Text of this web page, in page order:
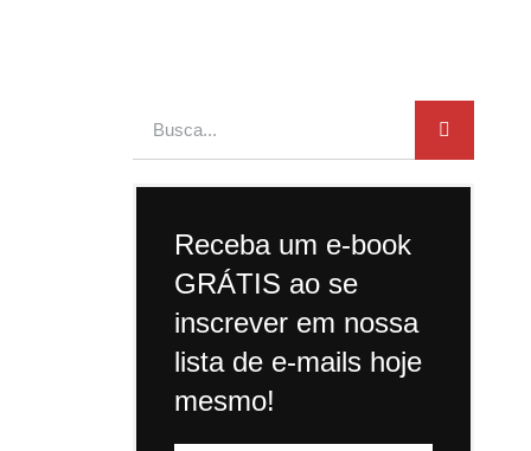
Receba um e-book
GRÁTIS ao se
inscrever em nossa
lista de e-mails hoje
mesmo!